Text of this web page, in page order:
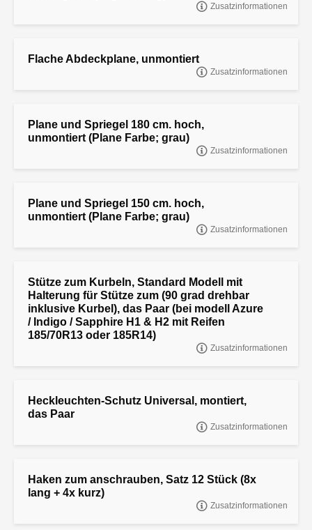
Zusatzinformationen
Flache Abdeckplane, unmontiert
Zusatzinformationen
Plane und Spriegel 180 cm. hoch,
unmontiert (Plane Farbe; grau)
Zusatzinformationen
Plane und Spriegel 150 cm. hoch,
unmontiert (Plane Farbe; grau)
Zusatzinformationen
Stütze zum Kurbeln, Standard Modell mit
Halterung für Stütze zum (90 grad drehbar
inklusive Kurbel), das Paar (bei modell Azure
/ Indigo / Sapphire H1 & H2 mit Reifen
185/70R13 oder 185R14)
Zusatzinformationen
Heckleuchten-Schutz Universal, montiert,
das Paar
Zusatzinformationen
Haken zum anschrauben, Satz 12 Stück (8x
lang + 4x kurz)
Zusatzinformationen